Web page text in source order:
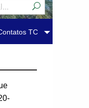
TC